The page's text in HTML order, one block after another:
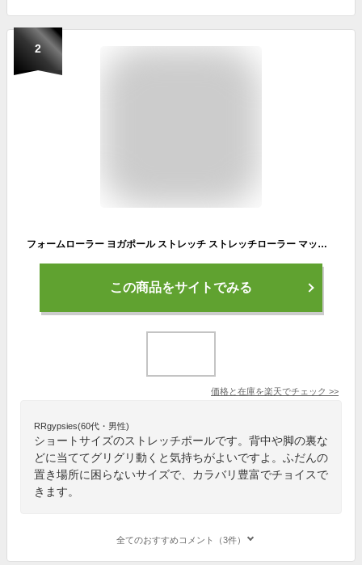
2
フォームローラー ヨガポール ストレッチ ストレッチローラー マッサージ ヨガポール ショート ヨガローラー 筋膜リリース 筋膜ローラー ローラー 筋膜 リリース ピラティス 体幹 【送料無料】
この商品をサイトでみる
価格と在庫を楽天でチェック >>
RRgypsies(60代・男性)
ショートサイズのストレッチポールです。背中や脚の裏な
どに当ててグリグリ動くと気持ちがよいですよ。ふだんの
置き場所に困らないサイズで、カラバリ豊富でチョイスで
きます。
全てのおすすめコメント（3件）